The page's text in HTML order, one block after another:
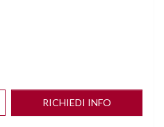
RICHIEDI INFO